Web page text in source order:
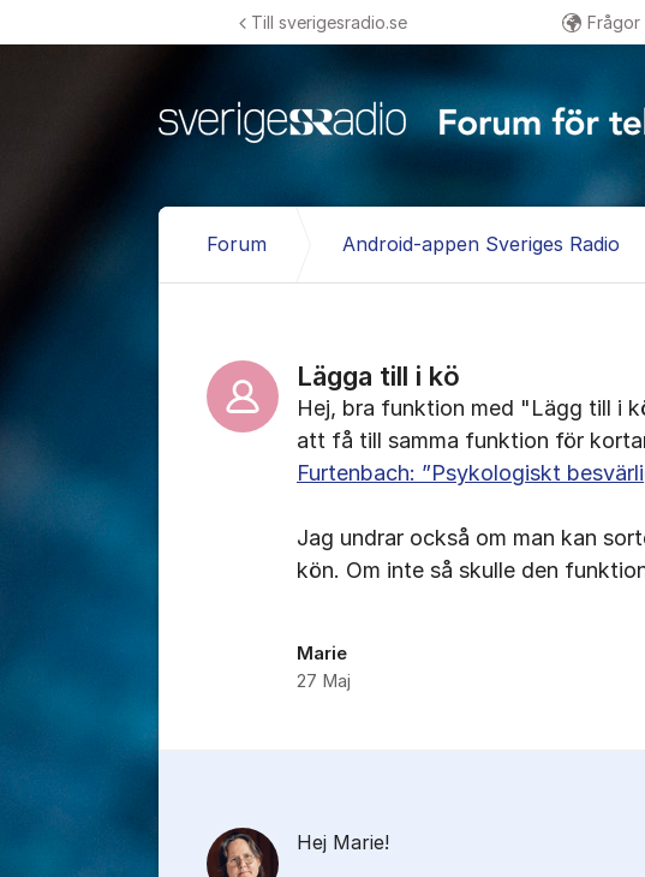
Till sverigesradio.se Frågor
Forum Android-appen Sveriges Radio
Lägga till i kö
Hej, bra funktion med "Lägg till i
att få till samma funktion för
Furtenbach: ”Psykologiskt
Jag undrar också om man kan
kön. Om inte så skulle den
Marie
27 Maj
Hej Marie!